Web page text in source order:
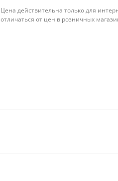
Цена действительна только для
отличаться от цен в розничных